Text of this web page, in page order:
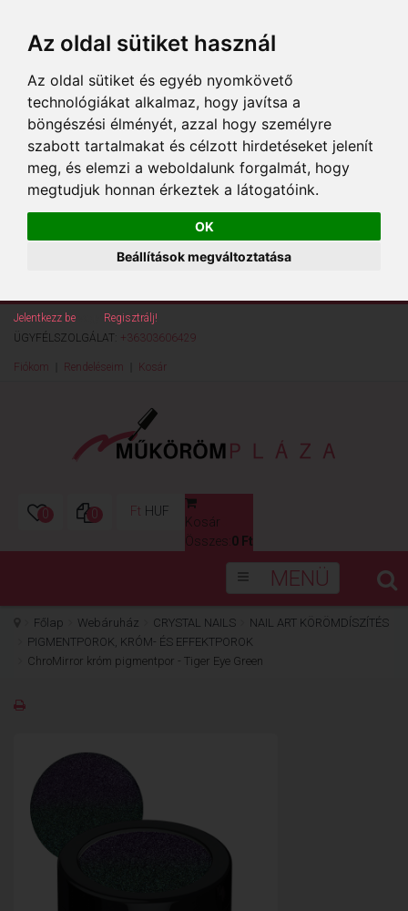
Az oldal sütiket használ
Az oldal sütiket és egyéb nyomkövető
technológiákat alkalmaz, hogy javítsa a
böngészési élményét, azzal hogy személyre
szabott tartalmakat és célzott hirdetéseket jelenít
meg, és elemzi a weboldalunk forgalmát, hogy
megtudjuk honnan érkeztek a látogatóink.
OK
Beállítások megváltoztatása
Jelentkezz be
Regisztrálj!
ÜGYFÉLSZOLGÁLAT: +36303606429
Fiókom Rendeléseim Kosár
0 0 Ft HUF
Kosár
Összes: 0 Ft
MENÜ
Főlap Webáruház CRYSTAL NAILS
NAIL ART KÖRÖMDÍSZÍTÉS
PIGMENTPOROK, KRÓM- ÉS EFFEKTPOROK
ChroMirror króm pigmentpor - Tiger Eye Green